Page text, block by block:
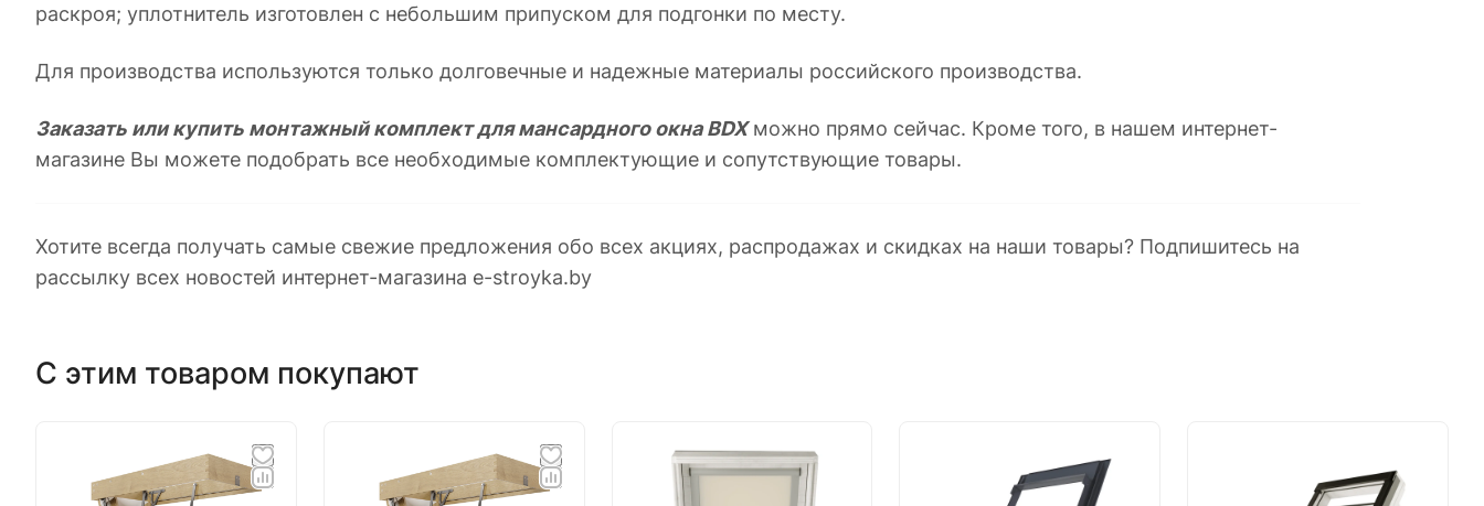
раскроя; уплотнитель изготовлен с небольшим припуском для подгонки по месту.
Для производства используются только долговечные и надежные материалы российского производства.
Заказать или купить монтажный комплект для мансардного окна BDXможно прямо сейчас. Кроме того, в нашем интернет-
магазине Вы можете подобрать все необходимые комплектующие и сопутствующие товары.
Хотите всегда получать самые свежие предложения обо всех акциях, распродажах и скидках на наши товары? Подпишитесь на
рассылку всех новостей интернет-магазина e-stroyka.by
С этим товаром покупают